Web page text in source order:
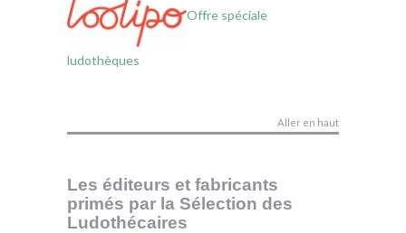
Offre spéciale
ludothèques
Aller en haut
Les éditeurs et fabricants
primés par la Sélection des
Ludothécaires